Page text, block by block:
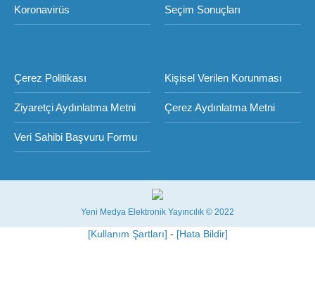
Koronavirüs Seçim Sonuçları
Çerez Politikası Kişisel Verilen Korunması
Ziyaretçi Aydınlatma Metni Çerez Aydınlatma Metni
Veri Sahibi Başvuru Formu
Yeni Medya Elektronik Yayıncılık © 2022
[Kullanım Şartları] - [Hata Bildir]